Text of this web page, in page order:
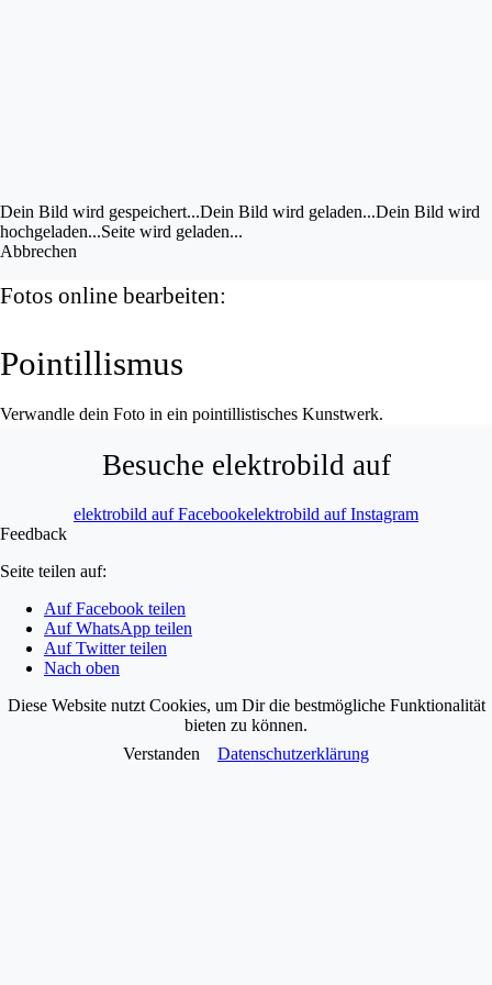
Dein Bild wird gespeichert...Dein Bild wird geladen...Dein Bild wird
hochgeladen...Seite wird geladen...
Abbrechen
Fotos online bearbeiten:
Pointillismus
Verwandle dein Foto in ein pointillistisches Kunstwerk.
Besuche elektrobild auf
elektrobild auf Facebookelektrobild auf Instagram
Feedback
Seite teilen auf:
Auf Facebook teilen
Auf WhatsApp teilen
Auf Twitter teilen
Nach oben
Diese Website nutzt Cookies, um Dir die bestmögliche Funktionalität
bieten zu können.
Verstanden
Datenschutzerklärung